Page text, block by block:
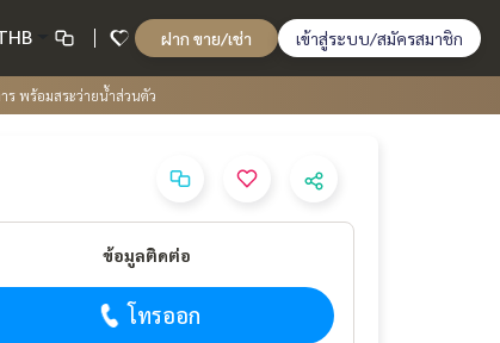
ฝาก ขาย/เช่า เข้าสู่ระบบ/สมัครสมาชิก
พร้อมสระว่ายน้ำส่วนตัว
ข้อมูลติดต่อ
โทรออก